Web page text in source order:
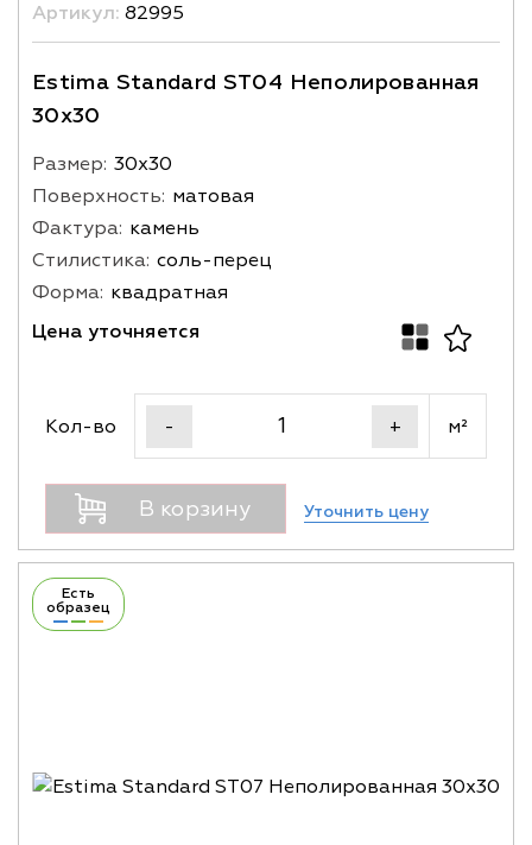
Артикул: 82995
Estima Standard ST04 Неполированная
30x30
Размер: 30х30
Поверхность: матовая
Фактура: камень
Стилистика: соль-перец
Форма: квадратная
Цена уточняется
Кол-во - + м²
В корзину Уточнить цену
Есть
образец